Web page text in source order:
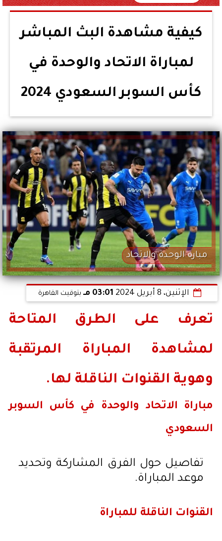
كيفية مشاهدة البث المباشر
لمباراة الاتحاد والوحدة في
كأس السوبر السعودي 2024
مبارة الوحدة والاتحاد
الإثنين، 8 أبريل 2024 03:01 مـ بتوقيت القاهرة
تعرف على الطرق المتاحة
لمشاهدة المباراة المرتقبة
وهوية القنوات الناقلة لها.
مباراة الاتحاد والوحدة في كأس السوبر
السعودي
تفاصيل حول الفرق المشاركة وتحديد
موعد المباراة.
القنوات الناقلة للمباراة